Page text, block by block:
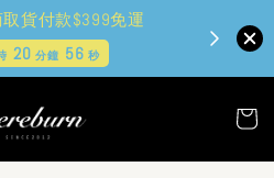
貨付款$399免運
20 分鐘 55秒